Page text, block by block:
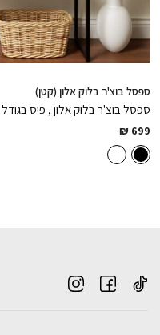
ספסל בוצ'ר בלוק אלון (קטן)
₪ 699